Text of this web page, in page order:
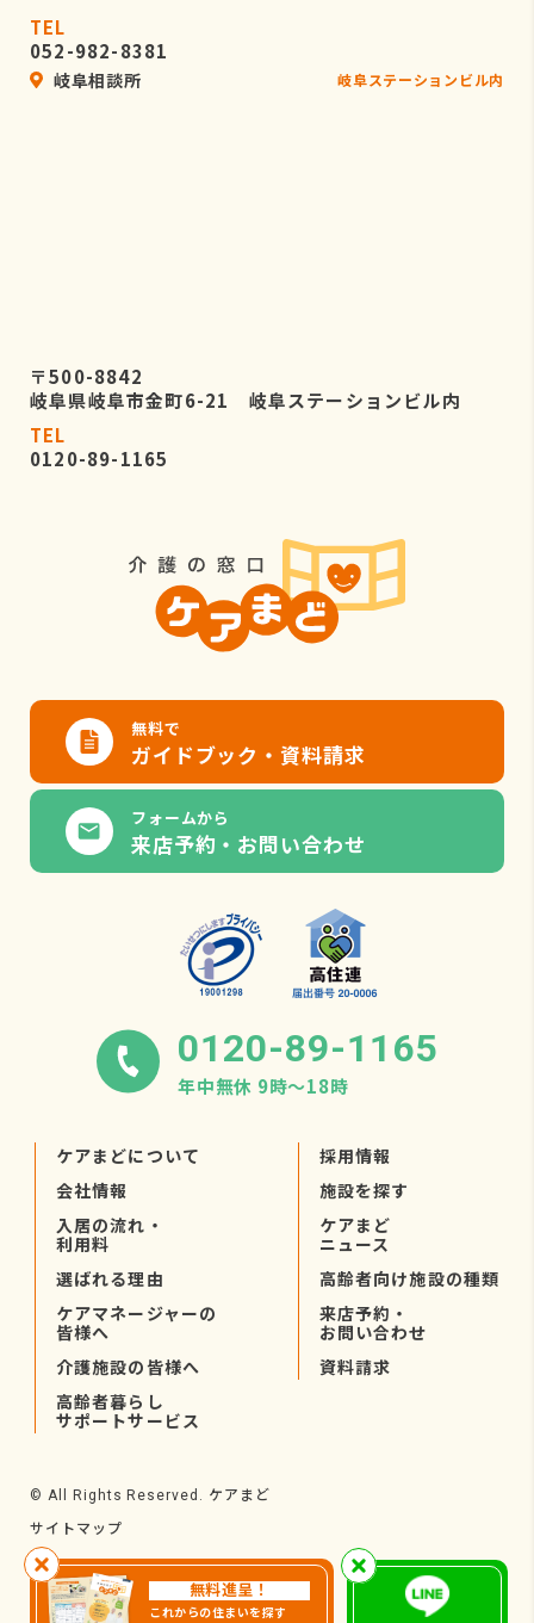
無料進呈！
これからの住まいを探す
TEL
052-982-8381
岐阜相談所 岐阜ステーションビル内
〒500-8842
岐阜県岐阜市金町6-21 岐阜ステーションビル内
TEL
0120-89-1165
無料で
ガイドブック・資料請求
フォームから
来店予約・お問い合わせ
0120-89-1165
年中無休 9時〜18時
ケアまどについて
会社情報
入居の流れ・
利用料
選ばれる理由
ケアマネージャーの
皆様へ
介護施設の皆様へ
高齢者暮らし
サポートサービス
採用情報
施設を探す
ケアまど
ニュース
高齢者向け施設の種類
来店予約・
お問い合わせ
資料請求
© All Rights Reserved. ケアまど
サイトマップ